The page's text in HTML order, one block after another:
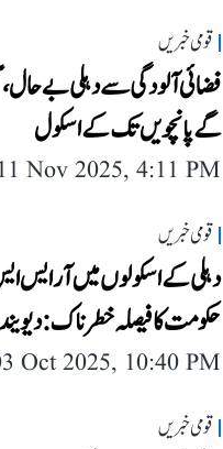
قومی خبریں
گے پانچویں تک کے اسکول
11 Nov 2025, 4:11 PM
قومی خبریں
دہلی کے اسکولوں میں آر ایس
حکومت کا فیصلہ خطرناک:
Oct 2025, 10:40 PM
قومی خبریں